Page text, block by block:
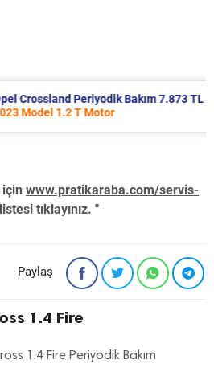
Periyodik Bakım 7.873 TL
1.2 T Motor
www.pratikaraba.com/servis-
tıklayınız. "
Paylaş
1.4 Fire
1.4 Fire Periyodik Bakım